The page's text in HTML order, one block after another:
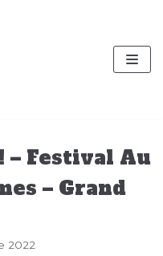
– Festival Au
– Grand
2022